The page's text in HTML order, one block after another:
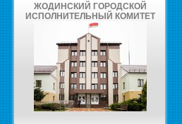
ЖОДИНСКИЙ ГОРОДСКОЙ
ИСПОЛНИТЕЛЬНЫЙ КОМИТЕТ